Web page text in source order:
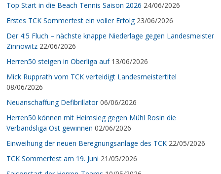
Top Start in die Beach Tennis Saison 2026 24/06/2026
Erstes TCK Sommerfest ein voller Erfolg 23/06/2026
Der 4:5 Fluch – nächste knappe Niederlage gegen Landesmeister
Zinnowitz 22/06/2026
Herren50 steigen in Oberliga auf 13/06/2026
Mick Rupprath vom TCK verteidigt Landesmeistertitel
08/06/2026
Neuanschaffung Defibrillator 06/06/2026
Herren50 können mit Heimsieg gegen Mühl Rosin die
Verbandsliga Ost gewinnen 02/06/2026
Einweihung der neuen Beregnungsanlage des TCK 22/05/2026
TCK Sommerfest am 19. Juni 21/05/2026